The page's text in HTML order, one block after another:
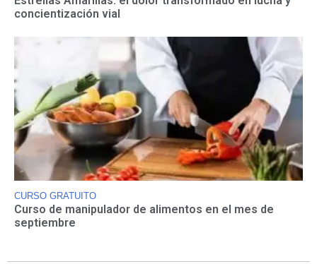
concientización vial
CURSO GRATUITO
Curso de manipulador de alimentos en el mes de
septiembre